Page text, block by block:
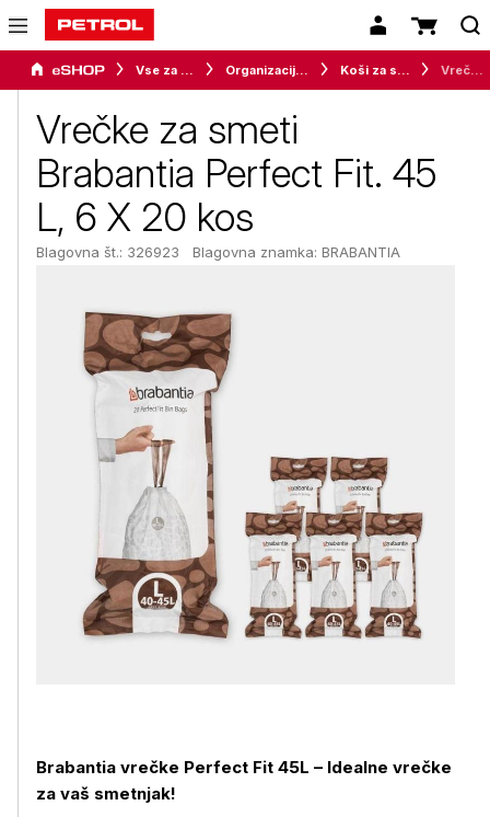
Vse za dom Organizacija in shranjevanje Koši za smeti
Vrečke za smeti
Brabantia Perfect Fit. 45
L, 6 X 20 kos
Blagovna št.: 326923 Blagovna znamka: BRABANTIA
Brabantia vrečke Perfect Fit 45L – Idealne vrečke
za vaš smetnjak!